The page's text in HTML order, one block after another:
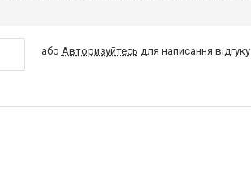
або Авторизуйтесь для написання відгуку